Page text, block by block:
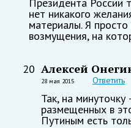
нет никакого
материалы. Я
возмущения, на
20 Алексей
28 мая 2015 Ответить
Так, на
размещенных в
Путиным есть